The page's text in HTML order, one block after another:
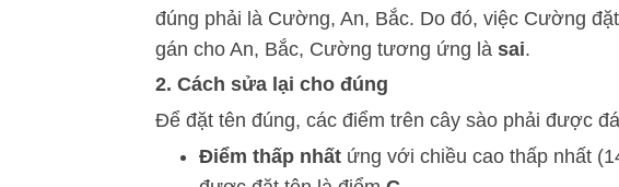
đúng phải là Cường, An, Bắc. Do đó, việc Cường
gán cho An, Bắc, Cường tương ứng là sai.
2. Cách sửa lại cho đúng
Để đặt tên đúng, các điểm trên cây sào phải được
Điểm thấp nhất ứng với chiều cao thấp nhất